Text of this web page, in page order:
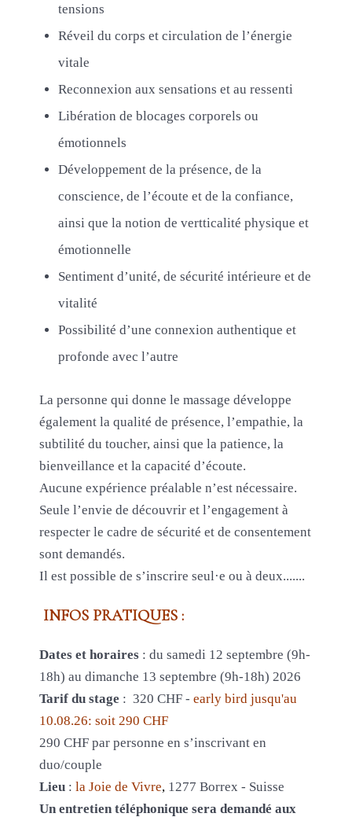
tensions
Réveil du corps et circulation de l’énergie
vitale
Reconnexion aux sensations et au ressenti
Libération de blocages corporels ou
émotionnels
Développement de la présence, de la
conscience, de l’écoute et de la confiance,
ainsi que la notion de vertticalité physique et
émotionnelle
Sentiment d’unité, de sécurité intérieure et de
vitalité
Possibilité d’une connexion authentique et
profonde avec l’autre
La personne qui donne le massage développe
également la qualité de présence, l’empathie, la
subtilité du toucher, ainsi que la patience, la
bienveillance et la capacité d’écoute.
Aucune expérience préalable n’est nécessaire.
Seule l’envie de découvrir et l’engagement à
respecter le cadre de sécurité et de consentement
sont demandés.
Il est possible de s’inscrire seul·e ou à deux.......
INFOS PRATIQUES :
Dates et horaires : du samedi 12 septembre (9h-
18h) au dimanche 13 septembre (9h-18h) 2026
Tarif du stage : 320 CHF - early bird jusqu'au
10.08.26: soit 290 CHF
290 CHF par personne en s’inscrivant en
duo/couple
Lieu: la Joie de Vivre, 1277 Borrex - Suisse
Un entretien téléphonique sera demandé aux